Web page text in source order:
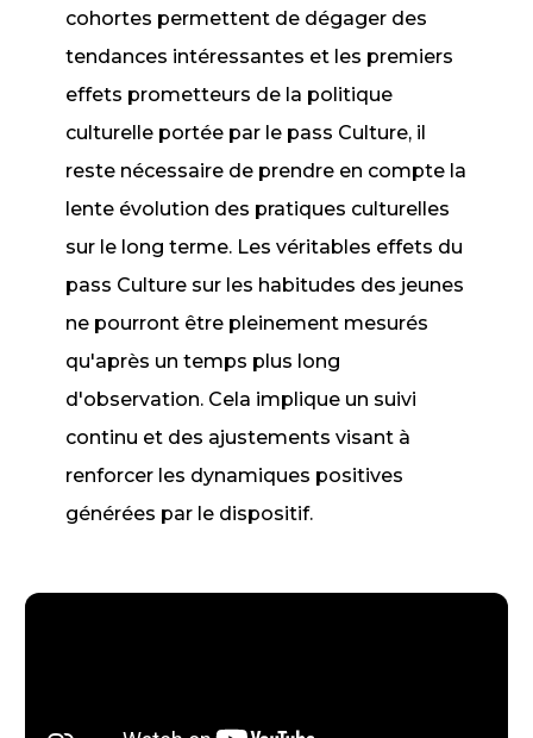
cohortes permettent de dégager des
tendances intéressantes et les premiers
effets prometteurs de la politique
culturelle portée par le pass Culture, il
reste nécessaire de prendre en compte la
lente évolution des pratiques culturelles
sur le long terme. Les véritables effets du
pass Culture sur les habitudes des jeunes
ne pourront être pleinement mesurés
qu'après un temps plus long
d'observation. Cela implique un suivi
continu et des ajustements visant à
renforcer les dynamiques positives
générées par le dispositif.